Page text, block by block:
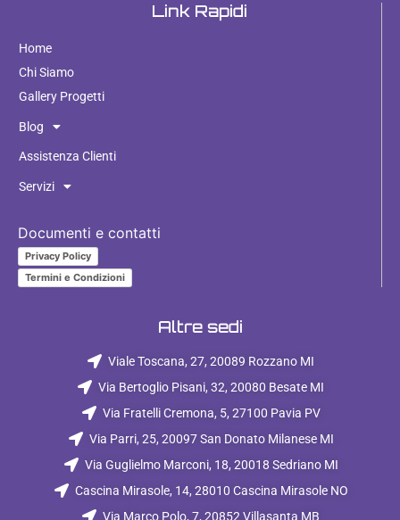
Link Rapidi
Home
Chi Siamo
Gallery Progetti
Blog
Assistenza Clienti
Servizi
Documenti e contatti
Privacy Policy
Termini e Condizioni
Altre sedi
Viale Toscana, 27, 20089 Rozzano MI
Via Bertoglio Pisani, 32, 20080 Besate MI
Via Fratelli Cremona, 5, 27100 Pavia PV
Via Parri, 25, 20097 San Donato Milanese MI
Via Guglielmo Marconi, 18, 20018 Sedriano MI
Cascina Mirasole, 14, 28010 Cascina Mirasole NO
Via Marco Polo, 7, 20852 Villasanta MB